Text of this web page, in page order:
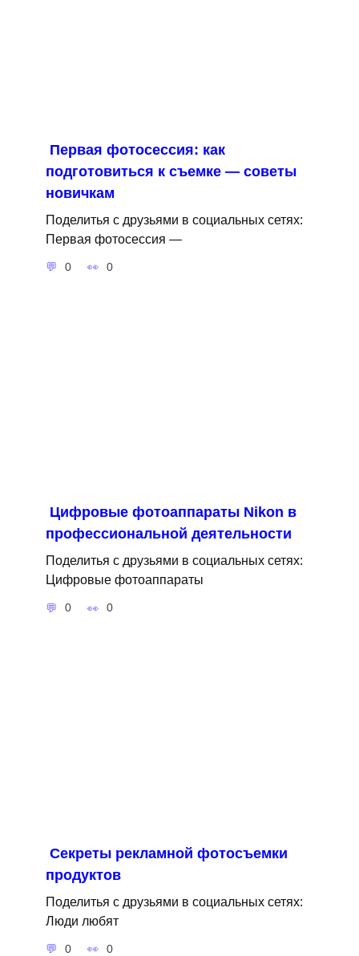
Первая фотосессия: как
подготовиться к съемке — советы
новичкам
Поделитья с друзьями в социальных сетях:
Первая фотосессия —
0 0
Цифровые фотоаппараты Nikon в
профессиональной деятельности
Поделитья с друзьями в социальных сетях:
Цифровые фотоаппараты
0 0
Секреты рекламной фотосъемки
продуктов
Поделитья с друзьями в социальных сетях:
Люди любят
0 0